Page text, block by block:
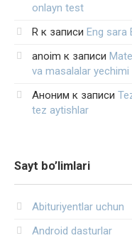
onlayn test
R к записи Eng sara
anoim к записи
va masalalar yechimi
Аноним к записи
tez aytishlar
Sayt bo’limlari
Abituriyentlar uchun
Android dasturlar